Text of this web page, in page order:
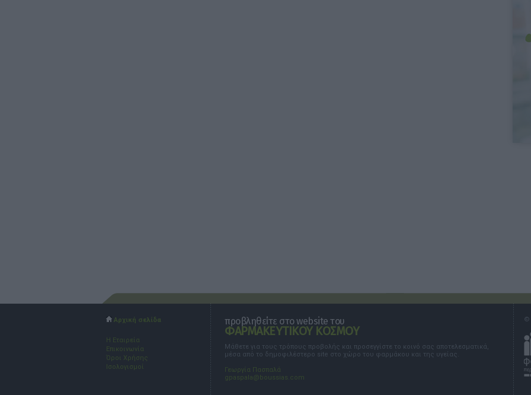
Αρχική σελίδα
Η Εταιρεία
Επικοινωνία
Όροι Χρήσης
Ισολογισμοί
προβληθείτε στο website του
ΦΑΡΜΑΚΕΥΤΙΚΟΥ ΚΟΣΜΟΥ
Μάθετε για τους τρόπους προβολής και προσεγγίστε το κοινό σας αποτελεσματικά,
μέσα από το δημοφιλέστερο site στο χώρο του φαρμάκου και της υγείας.
Γεωργία Πασπαλά
gpaspala@boussias.com
©